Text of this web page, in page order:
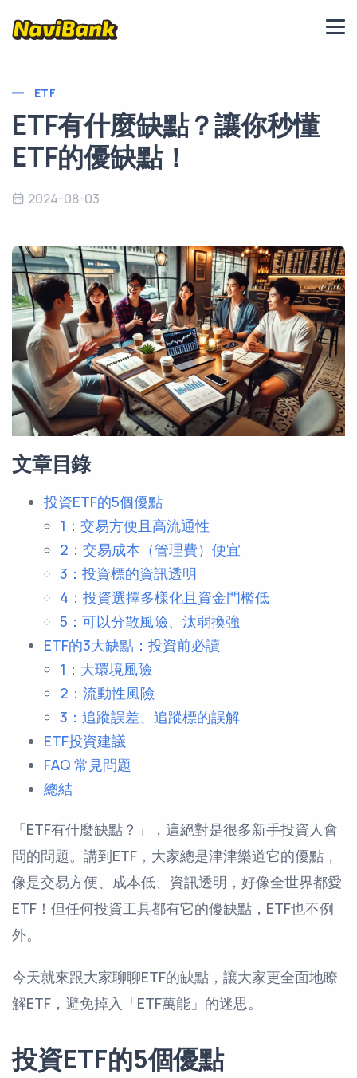
ETF
ETF有什麼缺點？讓你秒懂
ETF的優缺點！
2024-08-03
文章目錄
投資ETF的5個優點
1：交易方便且高流通性
2：交易成本（管理費）便宜
3：投資標的資訊透明
4：投資選擇多樣化且資金門檻低
5：可以分散風險、汰弱換強
ETF的3大缺點：投資前必讀
1：大環境風險
2：流動性風險
3：追蹤誤差、追蹤標的誤解
ETF投資建議
FAQ 常見問題
總結
「ETF有什麼缺點？」，這絕對是很多新手投資人會
問的問題。講到ETF，大家總是津津樂道它的優點，
像是交易方便、成本低、資訊透明，好像全世界都愛
ETF！但任何投資工具都有它的優缺點，ETF也不例
外。
今天就來跟大家聊聊ETF的缺點，讓大家更全面地瞭
解ETF，避免掉入「ETF萬能」的迷思。
投資ETF的5個優點